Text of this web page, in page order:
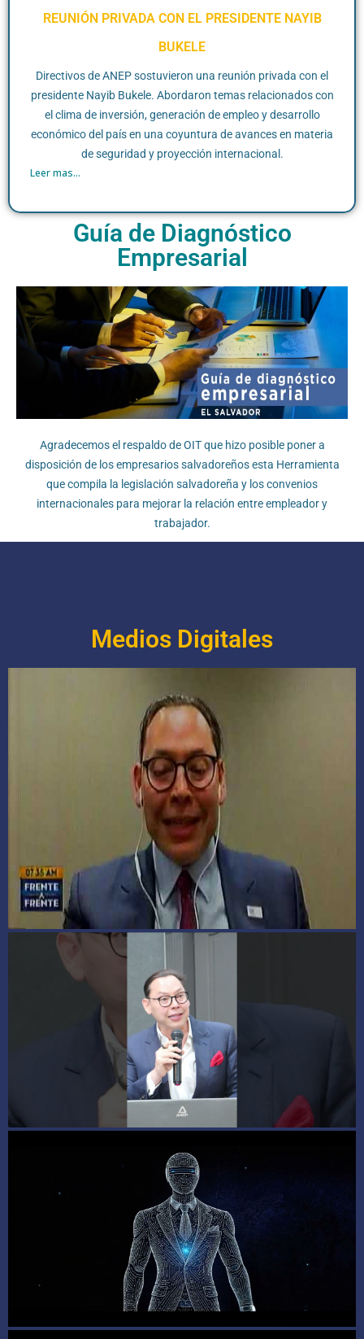
REUNIÓN PRIVADA CON EL PRESIDENTE NAYIB
BUKELE
Directivos de ANEP sostuvieron una reunión privada con el
presidente Nayib Bukele. Abordaron temas relacionados con
el clima de inversión, generación de empleo y desarrollo
económico del país en una coyuntura de avances en materia
de seguridad y proyección internacional.
Leer mas...
Guía de Diagnóstico
Empresarial
Agradecemos el respaldo de OIT que hizo posible poner a
disposición de los empresarios salvadoreños esta Herramienta
que compila la legislación salvadoreña y los convenios
internacionales para mejorar la relación entre empleador y
trabajador.
Medios Digitales